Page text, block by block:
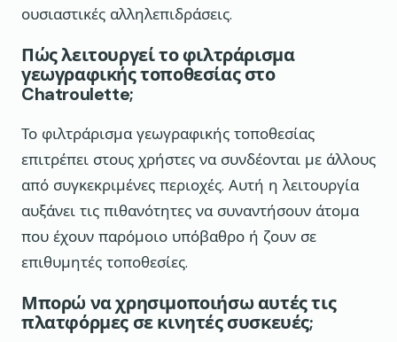
ουσιαστικές αλληλεπιδράσεις.
Πώς λειτουργεί το φιλτράρισμα
γεωγραφικής τοποθεσίας στο
Chatroulette;
Το φιλτράρισμα γεωγραφικής τοποθεσίας
επιτρέπει στους χρήστες να συνδέονται με άλλους
από συγκεκριμένες περιοχές. Αυτή η λειτουργία
αυξάνει τις πιθανότητες να συναντήσουν άτομα
που έχουν παρόμοιο υπόβαθρο ή ζουν σε
επιθυμητές τοποθεσίες.
Μπορώ να χρησιμοποιήσω αυτές τις
πλατφόρμες σε κινητές συσκευές;